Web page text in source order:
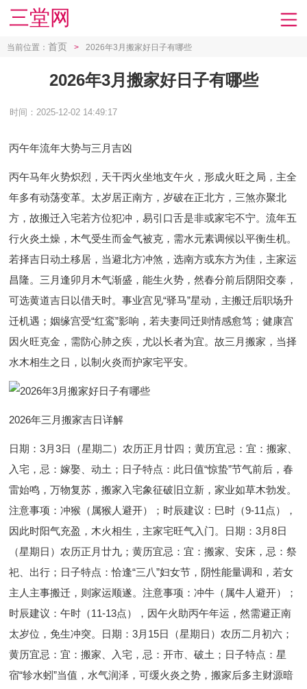
三堂网
当前位置： 首页 > 2026年3月搬家好日子有哪些
2026年3月搬家好日子有哪些
时间：2025-12-02 14:49:17
丙午年流年大势与三月吉凶
丙午马年火势炽烈，天干丙火坐地支午火，形成火旺之局，主全
年多有动荡变革。太岁居正南方，岁破在正北方，三煞亦聚北
方，故搬迁入宅若方位犯冲，易引口舌是非或家宅不宁。流年五
行火炎土燥，木气受生而金气被克，需水元素调候以平衡生机。
若择吉日动土移居，当避北方冲煞，选南方或东方为佳，主家运
昌隆。三月逢卯月木气渐盛，能生火势，然春分前后阴阳交泰，
可选黄道吉日以借天时。事业宫见“驿马”星动，主搬迁后职场升
迁机遇；姻缘宫受“红鸾”影响，若夫妻同迁则情感愈笃；健康宫
因火旺克金，需防心肺之疾，尤以长者为宜。故三月搬家，当择
水木相生之日，以制火炎而护家宅平安。
2026年三月搬家吉日详解
日期：3月3日（星期二）农历正月廿四；黄历宜忌：宜：搬家、
入宅，忌：嫁娶、动土；日子特点：此日值“惊蛰”节气前后，春
雷始鸣，万物复苏，搬家入宅象征破旧立新，家业如草木勃发。
注意事项：冲猴（属猴人避开）；时辰建议：巳时（9-11点），
因此时阳气充盈，木火相生，主家宅旺气入门。日期：3月8日
（星期日）农历正月廿九；黄历宜忌：宜：搬家、安床，忌：祭
祀、出行；日子特点：恰逢“三八”妇女节，阴性能量调和，若女
主人主事搬迁，则家运顺遂。注意事项：冲牛（属牛人避开）；
时辰建议：午时（11-13点），因午火助丙午年运，然需避正南
太岁位，免生冲突。日期：3月15日（星期日）农历二月初六；
黄历宜忌：宜：搬家、入宅，忌：开市、破土；日子特点：星
宿“轸水蚓”当值，水气润泽，可缓火炎之势，搬家后多主财源暗